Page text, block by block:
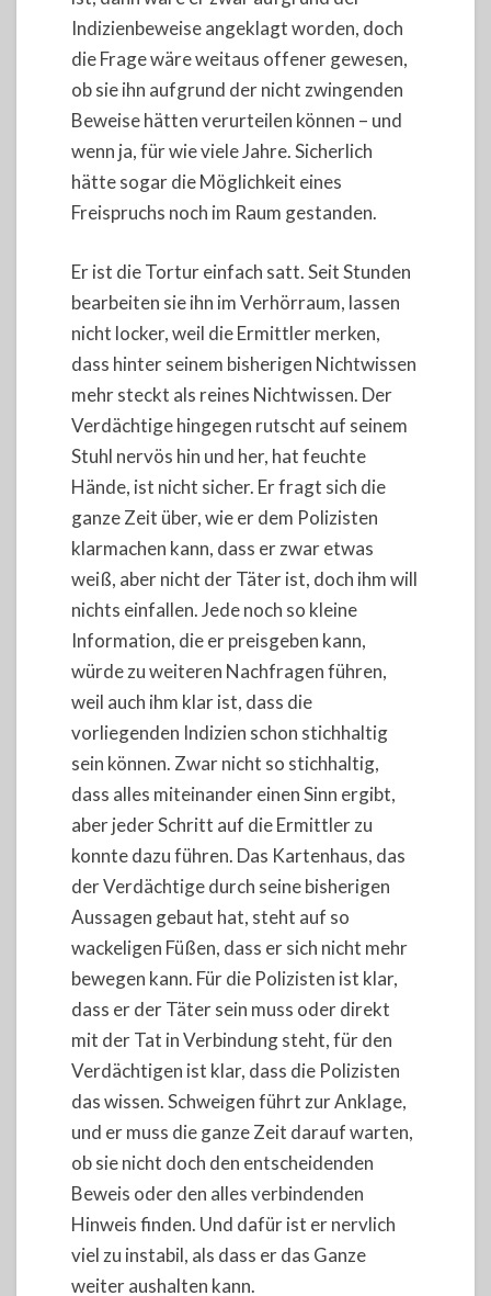
Indizienbeweise angeklagt worden, doch
die Frage wäre weitaus offener gewesen,
ob sie ihn aufgrund der nicht zwingenden
Beweise hätten verurteilen können – und
wenn ja, für wie viele Jahre. Sicherlich
hätte sogar die Möglichkeit eines
Freispruchs noch im Raum gestanden.
Er ist die Tortur einfach satt. Seit Stunden
bearbeiten sie ihn im Verhörraum, lassen
nicht locker, weil die Ermittler merken,
dass hinter seinem bisherigen Nichtwissen
mehr steckt als reines Nichtwissen. Der
Verdächtige hingegen rutscht auf seinem
Stuhl nervös hin und her, hat feuchte
Hände, ist nicht sicher. Er fragt sich die
ganze Zeit über, wie er dem Polizisten
klarmachen kann, dass er zwar etwas
weiß, aber nicht der Täter ist, doch ihm will
nichts einfallen. Jede noch so kleine
Information, die er preisgeben kann,
würde zu weiteren Nachfragen führen,
weil auch ihm klar ist, dass die
vorliegenden Indizien schon stichhaltig
sein können. Zwar nicht so stichhaltig,
dass alles miteinander einen Sinn ergibt,
aber jeder Schritt auf die Ermittler zu
konnte dazu führen. Das Kartenhaus, das
der Verdächtige durch seine bisherigen
Aussagen gebaut hat, steht auf so
wackeligen Füßen, dass er sich nicht mehr
bewegen kann. Für die Polizisten ist klar,
dass er der Täter sein muss oder direkt
mit der Tat in Verbindung steht, für den
Verdächtigen ist klar, dass die Polizisten
das wissen. Schweigen führt zur Anklage,
und er muss die ganze Zeit darauf warten,
ob sie nicht doch den entscheidenden
Beweis oder den alles verbindenden
Hinweis finden. Und dafür ist er nervlich
viel zu instabil, als dass er das Ganze
weiter aushalten kann.